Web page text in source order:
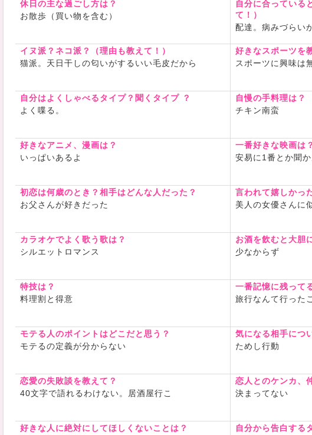
休日の主な過ごし方は？
お散歩（買い物を含む）
自分に合っている
て！）
配達。病みづらい
イヌ派？ネコ派？（理由も教えて！）
猫派。天日干しの匂いがするいい毛皮だから
好きなスポーツを
スポーツに興味は
自分はよくしゃべるタイプ？聞くタイプ ？
よく喋る。
自慢の手料理は？
チキン南蛮
好きなアニメ、漫画は？
いっぱいあるよ
一番好きな映画は？
安易に1番とか聞
初恋は何歳のとき？相手はどんな人だった？
お父さんが好きだった
言われて嬉しかっ
美人の女優さんに
カラオケでよく歌う歌は？
シルエットロマンス
お酒を飲むと大胆
少なからず
特技は？
料理割と得意
一番記憶に残って
旅行なんて行った
モテる人のポイントはどこだと思う？
モテるの定義が分からない
気になる相手につ
ためし行動
恋愛の失敗談を教えて？
40文字で語れるわけない。居酒屋行こ
恋人とのケンカ、
決まってない
好きな人に絶対にしてほしくないことは？
自分から告白する